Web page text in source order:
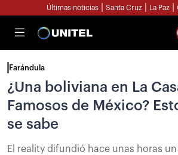
Últimas noticias Santa Cruz La Paz
Farándula
¿Una boliviana en La
Famosos de México?
se sabe
El reality difundió hace unas horas